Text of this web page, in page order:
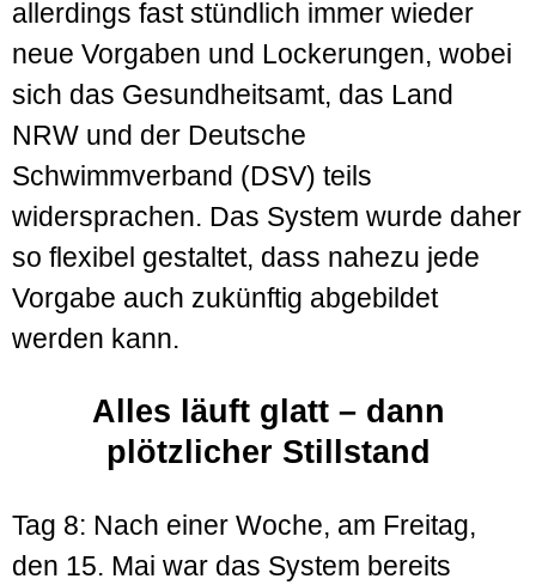
allerdings fast stündlich immer wieder
neue Vorgaben und Lockerungen, wobei
sich das Gesund­heitsamt, das Land
NRW und der Deutsche
Schwimmverband (DSV) teils
widersprachen. Das System wurde daher
so flexibel gestaltet, dass nahezu jede
Vorgabe auch zukünftig abgebildet
werden kann.
Alles läuft glatt – dann
plötzlicher Stillstand
Tag 8: Nach einer Woche, am Freitag,
den 15. Mai war das System bereits